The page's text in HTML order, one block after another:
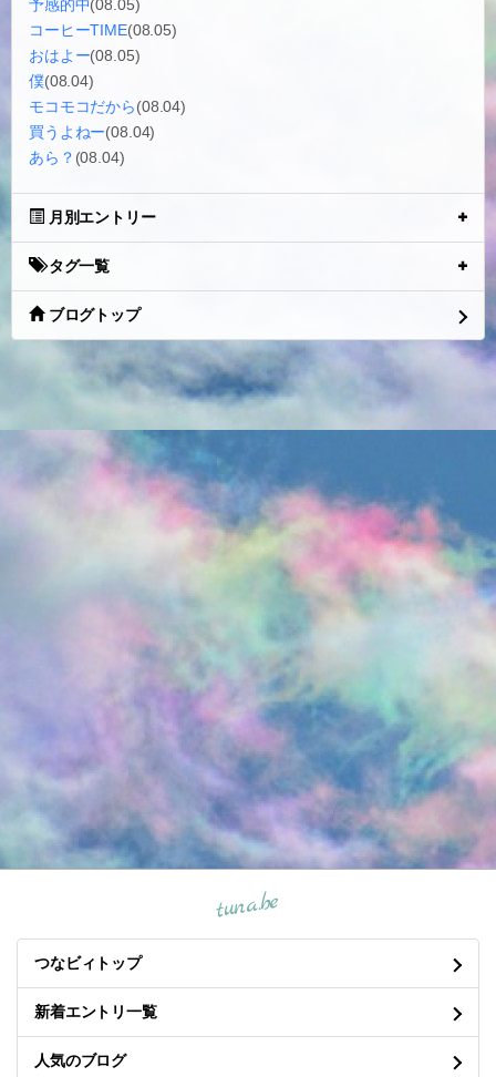
予感的中(08.05)
コーヒーTIME(08.05)
おはよー(08.05)
僕(08.04)
モコモコだから(08.04)
買うよねー(08.04)
あら？ (08.04)
月別エントリー
タグ一覧
ブログトップ
tuna.be
つなビィトップ
新着エントリ一覧
人気のブログ